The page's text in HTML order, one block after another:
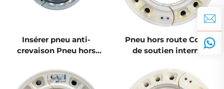
Insérer pneu anti-
crevaison Pneu hors
interne Chine
Technologie de pointe
Pneu hors route Corps
de soutien interne
crevaison Chine
Technologie de pointe